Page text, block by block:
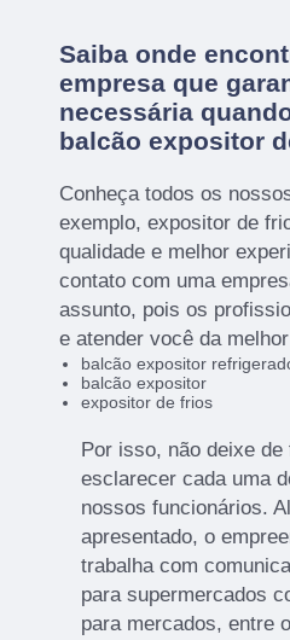
Saiba onde
empresa que
necessária
balcão expositor
Conheça todos os
exemplo, expositor de
qualidade e melhor
contato com uma
assunto, pois os
e atender você da
balcão expositor
balcão expositor
expositor de frios
Por isso, não deixe
esclarecer cada uma
nossos funcionários.
apresentado, o
trabalha com
para supermercados
para mercados, entre